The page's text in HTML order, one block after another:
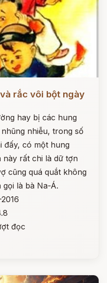
rắc vôi bột ngày
hay bị các hung
nhiễu, trong số
đấy, có một hung
này rất chi là dữ tợn
cũng quá quắt không
là bà Na-Á.
đọc